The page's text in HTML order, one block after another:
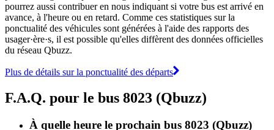
pourrez aussi contribuer en nous indiquant si votre bus est arrivé en
avance, à l'heure ou en retard. Comme ces statistiques sur la
ponctualité des véhicules sont générées à l'aide des rapports des
usager·ère·s, il est possible qu'elles diffèrent des données officielles
du réseau Qbuzz.
Plus de détails sur la ponctualité des départs
F.A.Q. pour le bus 8023 (Qbuzz)
À quelle heure le prochain bus 8023 (Qbuzz)